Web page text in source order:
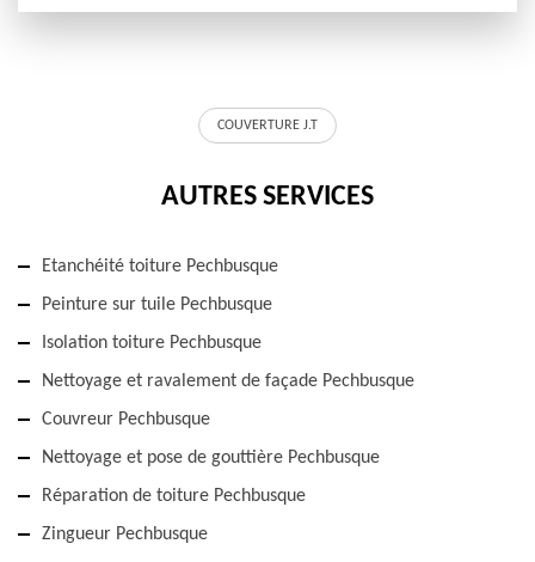
COUVERTURE J.T
AUTRES SERVICES
Etanchéité toiture Pechbusque
Peinture sur tuile Pechbusque
Isolation toiture Pechbusque
Nettoyage et ravalement de façade Pechbusque
Couvreur Pechbusque
Nettoyage et pose de gouttière Pechbusque
Réparation de toiture Pechbusque
Zingueur Pechbusque